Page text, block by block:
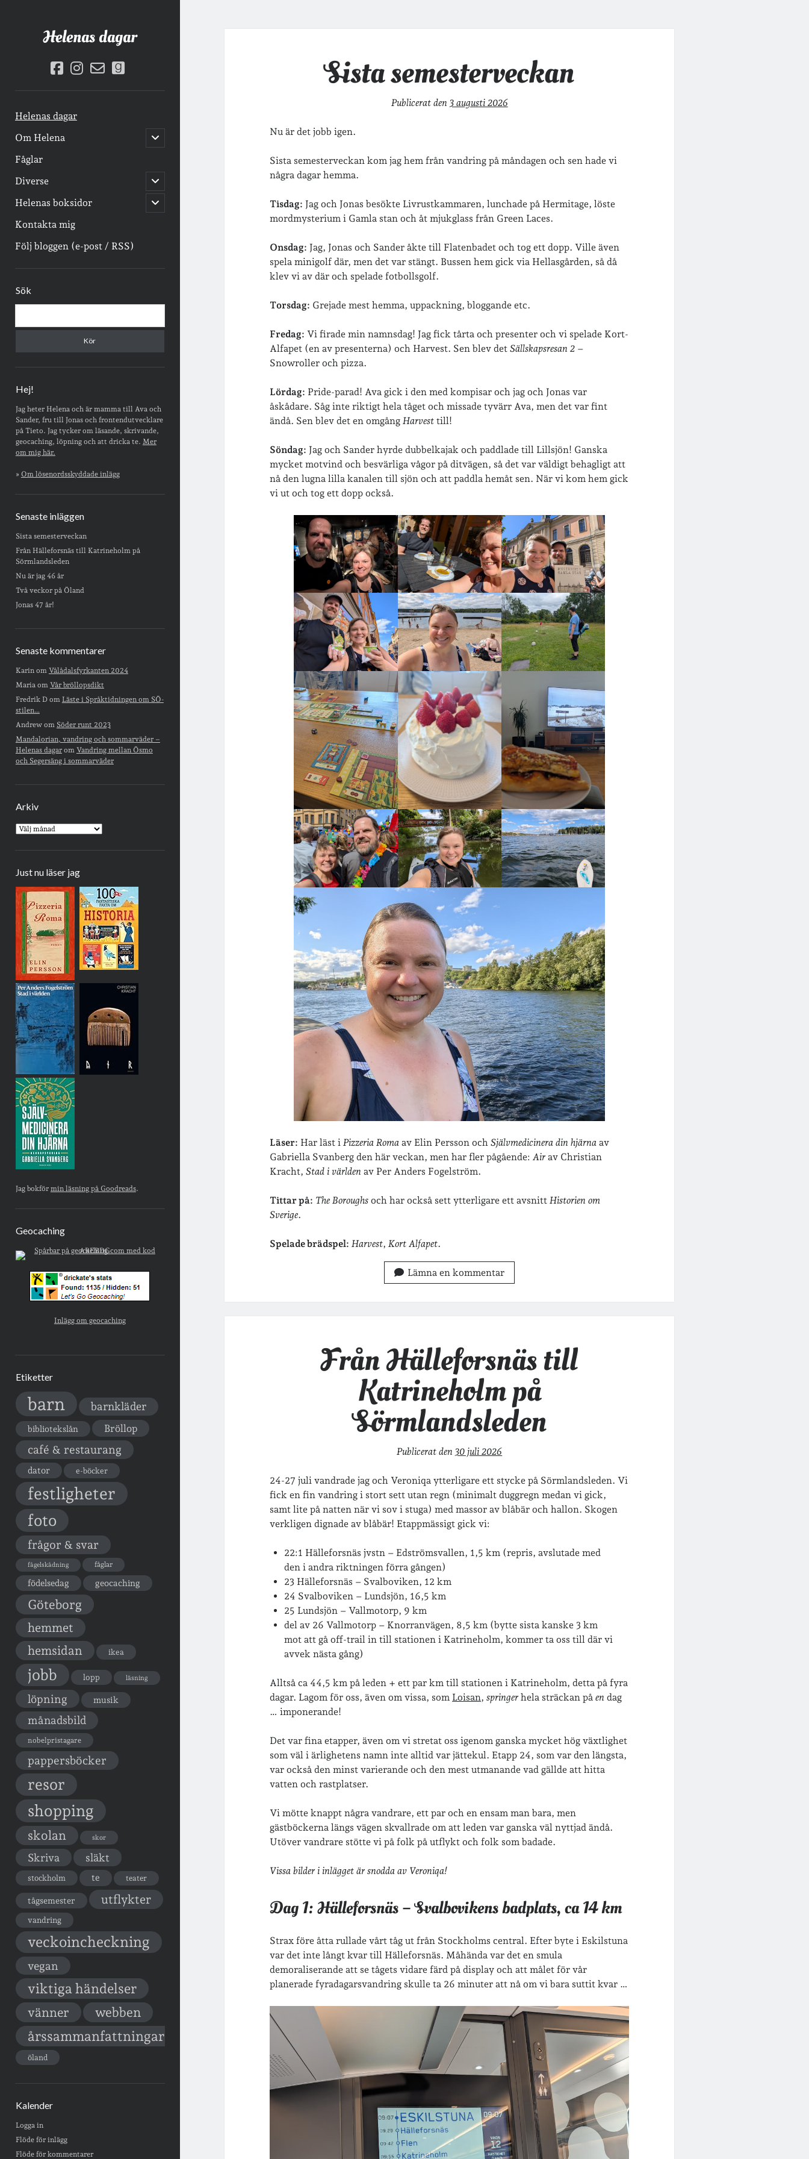
Helenas dagar
facebook
instagram
email-goodreads
Helenas dagar
Om Helena
öppna
undermeny
Fåglar
Diverse
öppna
undermeny
Helenas boksidor
öppna
undermeny
Kontakta mig
Följ bloggen (e-post / RSS)
Sidopanel
Sök
Hej!
Jag heter Helena och är mamma till Ava och
Sander, fru till Jonas och frontendutvecklare
på Tieto. Jag tycker om läsande, skrivande,
geocaching, löpning och att dricka te. Mer
om mig här.
» Om lösenordsskyddade inlägg
Senaste inläggen
Sista semesterveckan
Från Hälleforsnäs till Katrineholm på
Sörmlandsleden
Nu är jag 46 år
Två veckor på Öland
Jonas 47 år!
Senaste kommentarer
Karin om Vålådalsfyrkanten 2024
Maria om Vår bröllopsdikt
Fredrik Dom Läste i Språktidningen om SÖ-
stilen…
Andrewom Söder runt 2023
Mandalorian, vandring och sommarväder –
Helenas dagarom Vandring mellan Ösmo
och Segersäng i sommarväder
Arkiv
Arkiv
Just nu läser jag
Jag bokför min läsning på Goodreads.
Geocaching
Inlägg om geocaching
Etiketter
barn barnkläder
bibliotekslån Bröllop
café & restaurang
dator e-böcker
festligheter
foto
frågor & svar
fågelskådning fåglar
födelsedag geocaching
Göteborg
hemmet
hemsidan
ikea
jobb lopp läsning
löpning musik
månadsbild
nobelpristagare
pappersböcker
resor
shopping
skolan skor
Skriva släkt
stockholm te teater
tågsemester utflykter
vandring
veckoincheckning
vegan
viktiga händelser
vänner webben
årssammanfattningar
öland
Kalender
Logga in
Flöde för inlägg
Flöde för kommentarer
Sista semesterveckan
Publicerat den 3 augusti 2026
Nu är det jobb igen.
Sista semesterveckan kom jag hem från vandring på måndagen och sen hade vi
några dagar hemma.
Tisdag: Jag och Jonas besökte Livrustkammaren, lunchade på Hermitage, löste
mordmysterium i Gamla stan och åt mjukglass från Green Laces.
Onsdag: Jag, Jonas och Sander åkte till Flatenbadet och tog ett dopp. Ville även
spela minigolf där, men det var stängt. Bussen hem gick via Hellasgården, så då
klev vi av där och spelade fotbollsgolf.
Torsdag: Grejade mest hemma, uppackning, bloggande etc.
Fredag: Vi firade min namnsdag! Jag fick tårta och presenter och vi spelade Kort-
Alfapet (en av presenterna) och Harvest. Sen blev detSällskapsresan 2 –
Snowroller och pizza.
Lördag: Pride-parad! Ava gick i den med kompisar och jag och Jonas var
åskådare. Såg inte riktigt hela tåget och missade tyvärr Ava, men det var fint
ändå. Sen blev det en omgångHarvest till!
Söndag: Jag och Sander hyrde dubbelkajak och paddlade till Lillsjön! Ganska
mycket motvind och besvärliga vågor på ditvägen, så det var väldigt behagligt att
nå den lugna lilla kanalen till sjön och att paddla hemåt sen. När vi kom hem gick
vi ut och tog ett dopp också.
Läser: Har läst iPizzeria Roma av Elin Persson ochSjälvmedicinera din hjärna av
Gabriella Svanberg den här veckan, men har fler pågående:Air av Christian
Kracht,Stad i världen av Per Anders Fogelström.
Tittar på: The Boroughs och har också sett ytterligare ett avsnittHistorien om
Sverige.
Spelade brädspel: Harvest,Kort Alfapet.
Lämna en kommentar
Från Hälleforsnäs till
Katrineholm på
Sörmlandsleden
Publicerat den 30 juli 2026
24-27 juli vandrade jag och Veroniqa ytterligare ett stycke på Sörmlandsleden. Vi
fick en fin vandring i stort sett utan regn (minimalt duggregn medan vi gick,
samt lite på natten när vi sov i stuga) med massor av blåbär och hallon. Skogen
verkligen dignade av blåbär! Etappmässigt gick vi:
22:1 Hälleforsnäs jvstn – Edströmsvallen, 1,5 km (repris, avslutade med
den i andra riktningen förra gången)
23 Hälleforsnäs – Svalboviken, 12 km
24 Svalboviken – Lundsjön, 16,5 km
25 Lundsjön – Vallmotorp, 9 km
del av 26 Vallmotorp – Knorranvägen, 8,5 km (bytte sista kanske 3 km
mot att gå off-trail in till stationen i Katrineholm, kommer ta oss till där vi
avvek nästa gång)
Alltså ca 44,5 km på leden + ett par km till stationen i Katrineholm, detta på fyra
dagar. Lagom för oss, även om vissa, som Loisan,springerhela sträckan påendag
… imponerande!
Det var fina etapper, även om vi stretat oss igenom ganska mycket hög växtlighet
som väl i ärlighetens namn inte alltid var jättekul. Etapp 24, som var den längsta,
var också den minst varierande och den mest utmanande vad gällde att hitta
vatten och rastplatser.
Vi mötte knappt några vandrare, ett par och en ensam man bara, men
gästböckerna längs vägen skvallrade om att leden var ganska väl nyttjad ändå.
Utöver vandrare stötte vi på folk på utflykt och folk som badade.
Vissa bilder i inlägget är snodda av Veroniqa!
Dag 1: Hälleforsnäs – Svalbovikens badplats, ca 14 km
Strax före åtta rullade vårt tåg ut från Stockholms central. Efter byte i Eskilstuna
var det inte långt kvar till Hälleforsnäs. Måhända var det en smula
demoraliserande att se tågets vidare färd på display och att målet för vår
planerade fyradagarsvandring skulle ta 26 minuter att nå om vi bara suttit kvar …